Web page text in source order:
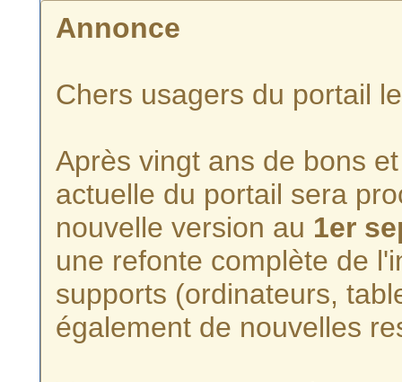
Annonce
Chers usagers du portail
Après vingt ans de bons
actuelle du portail sera
nouvelle version au 1er
une refonte complète de
supports (ordinateurs,
également de nouvelles